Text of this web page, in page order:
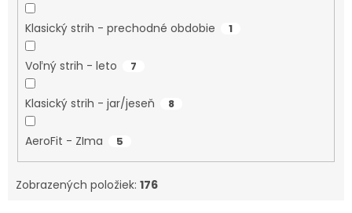
Klasický strih - prechodné obdobie 1
Voľný strih - leto 7
Klasický strih - jar/jeseň 8
AeroFit - ZIma 5
Zobrazených položiek: 176